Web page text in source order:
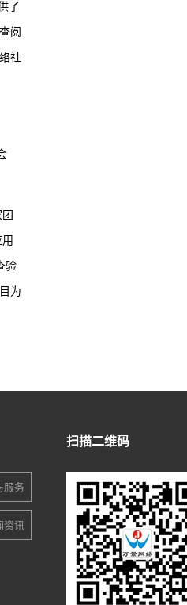
了
阅
社
验
为
服务
资讯
扫描二维码